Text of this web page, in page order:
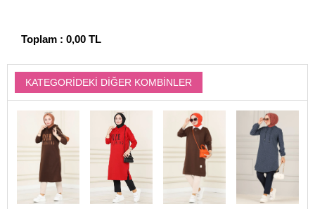
Toplam : 0,00 TL
KATEGORIDEKI DIĞER KOMBINLER